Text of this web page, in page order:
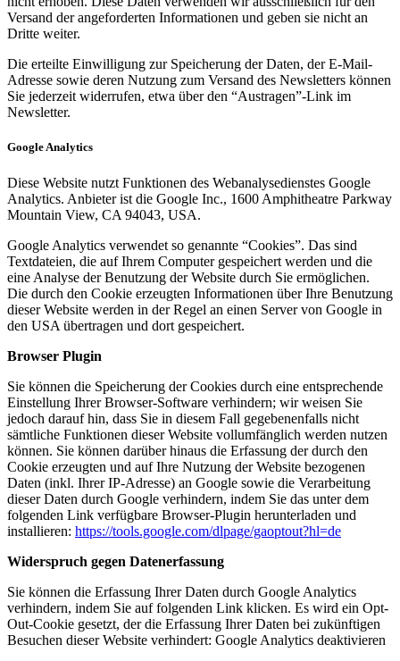
Versand der angeforderten Informationen und geben sie nicht an
Dritte weiter.
Die erteilte Einwilligung zur Speicherung der Daten, der E-Mail-
Adresse sowie deren Nutzung zum Versand des Newsletters können
Sie jederzeit widerrufen, etwa über den “Austragen”-Link im
Newsletter.
Google Analytics
Diese Website nutzt Funktionen des Webanalysedienstes Google
Analytics. Anbieter ist die Google Inc., 1600 Amphitheatre Parkway
Mountain View, CA 94043, USA.
Google Analytics verwendet so genannte “Cookies”. Das sind
Textdateien, die auf Ihrem Computer gespeichert werden und die
eine Analyse der Benutzung der Website durch Sie ermöglichen.
Die durch den Cookie erzeugten Informationen über Ihre Benutzung
dieser Website werden in der Regel an einen Server von Google in
den USA übertragen und dort gespeichert.
Browser Plugin
Sie können die Speicherung der Cookies durch eine entsprechende
Einstellung Ihrer Browser-Software verhindern; wir weisen Sie
jedoch darauf hin, dass Sie in diesem Fall gegebenenfalls nicht
sämtliche Funktionen dieser Website vollumfänglich werden nutzen
können. Sie können darüber hinaus die Erfassung der durch den
Cookie erzeugten und auf Ihre Nutzung der Website bezogenen
Daten (inkl. Ihrer IP-Adresse) an Google sowie die Verarbeitung
dieser Daten durch Google verhindern, indem Sie das unter dem
folgenden Link verfügbare Browser-Plugin herunterladen und
installieren: https://tools.google.com/dlpage/gaoptout?hl=de
Widerspruch gegen Datenerfassung
Sie können die Erfassung Ihrer Daten durch Google Analytics
verhindern, indem Sie auf folgenden Link klicken. Es wird ein Opt-
Out-Cookie gesetzt, der die Erfassung Ihrer Daten bei zukünftigen
Besuchen dieser Website verhindert: Google Analytics deaktivieren